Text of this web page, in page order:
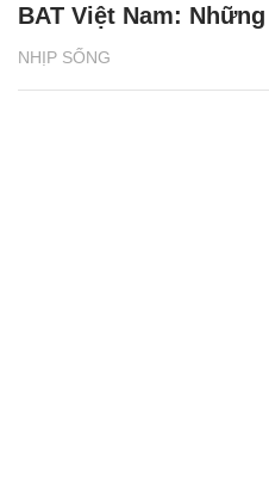
NHỊP SỐNG
BAT Việt Nam: